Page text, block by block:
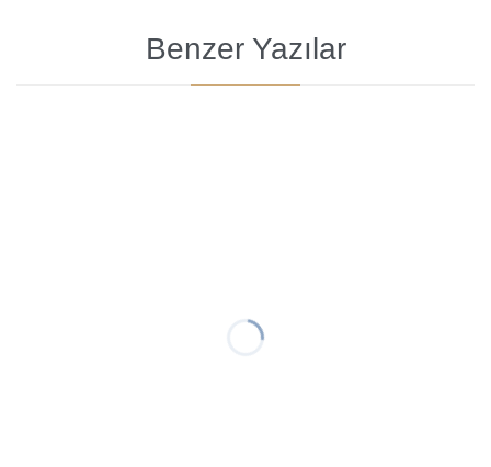
Benzer Yazılar